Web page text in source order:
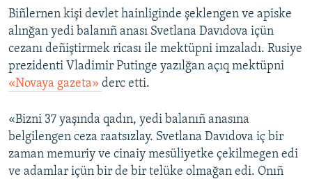
VİDEO
SÜRET
BLOGLAR
FİKİR
Русский
Українською
Biñlernen kişi devlet hainliginde şeklengen ve apiske
alınğan yedi balanıñ anası Svetlana Davıdova içün
cezanı deñiştirmek ricası ile mektüpni imzaladı. Rusiye
prezidenti Vladimir Putinge yazılğan açıq mektüpni
«Novaya gazeta» derc etti.
«Bizni 37 yaşında qadın, yedi balanıñ anasına
belgilengen ceza raatsızlay. Svetlana Davıdova iç bir
zaman memuriy ve cinaiy mesüliyetke çekilmegen edi
ve adamlar içün bir de bir telüke olmağan edi. Onıñ